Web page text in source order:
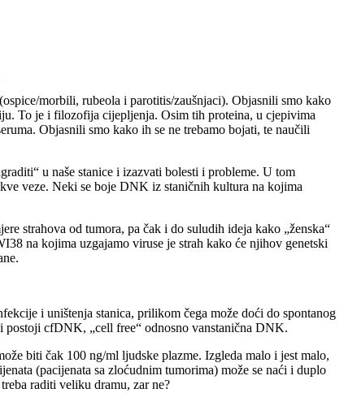
morbili, rubeola i parotitis/zaušnjaci). Objasnili smo kako
To je i filozofija cijepljenja. Osim tih proteina, u cjepivima
Objasnili smo kako ih se ne trebamo bojati, te naučili
u naše stanice i izazvati bolesti i probleme. U tom
veze. Neki se boje DNK iz staničnih kultura na kojima
strahova od tumora, pa čak i do suludih ideja kako „ženska“
na kojima uzgajamo viruse je strah kako će njihov genetski
i uništenja stanica, prilikom čega može doći do spontanog
cfDNK, „cell free“ odnosno vanstanična DNK.
biti čak 100 ng/ml ljudske plazme. Izgleda malo i jest malo,
(pacijenata sa zloćudnim tumorima) može se naći i duplo
raditi veliku dramu, zar ne?